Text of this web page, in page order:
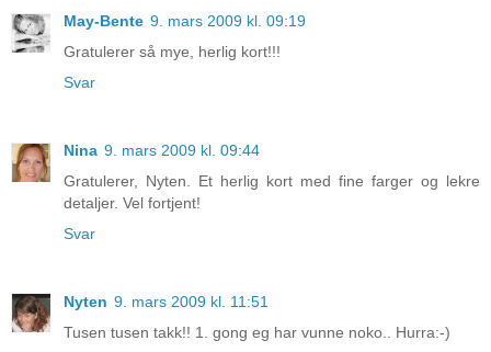
May-Bente 9. mars 2009 kl. 09:19
Gratulerer så mye, herlig kort!!!
Svar
Nina 9. mars 2009 kl. 09:44
Gratulerer, Nyten. Et herlig kort med fine farger og lekre
detaljer. Vel fortjent!
Svar
Nyten 9. mars 2009 kl. 11:51
Tusen tusen takk!! 1. gong eg har vunne noko.. Hurra:-)